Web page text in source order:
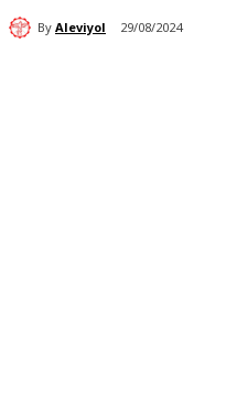
By Aleviyol 29/08/2024